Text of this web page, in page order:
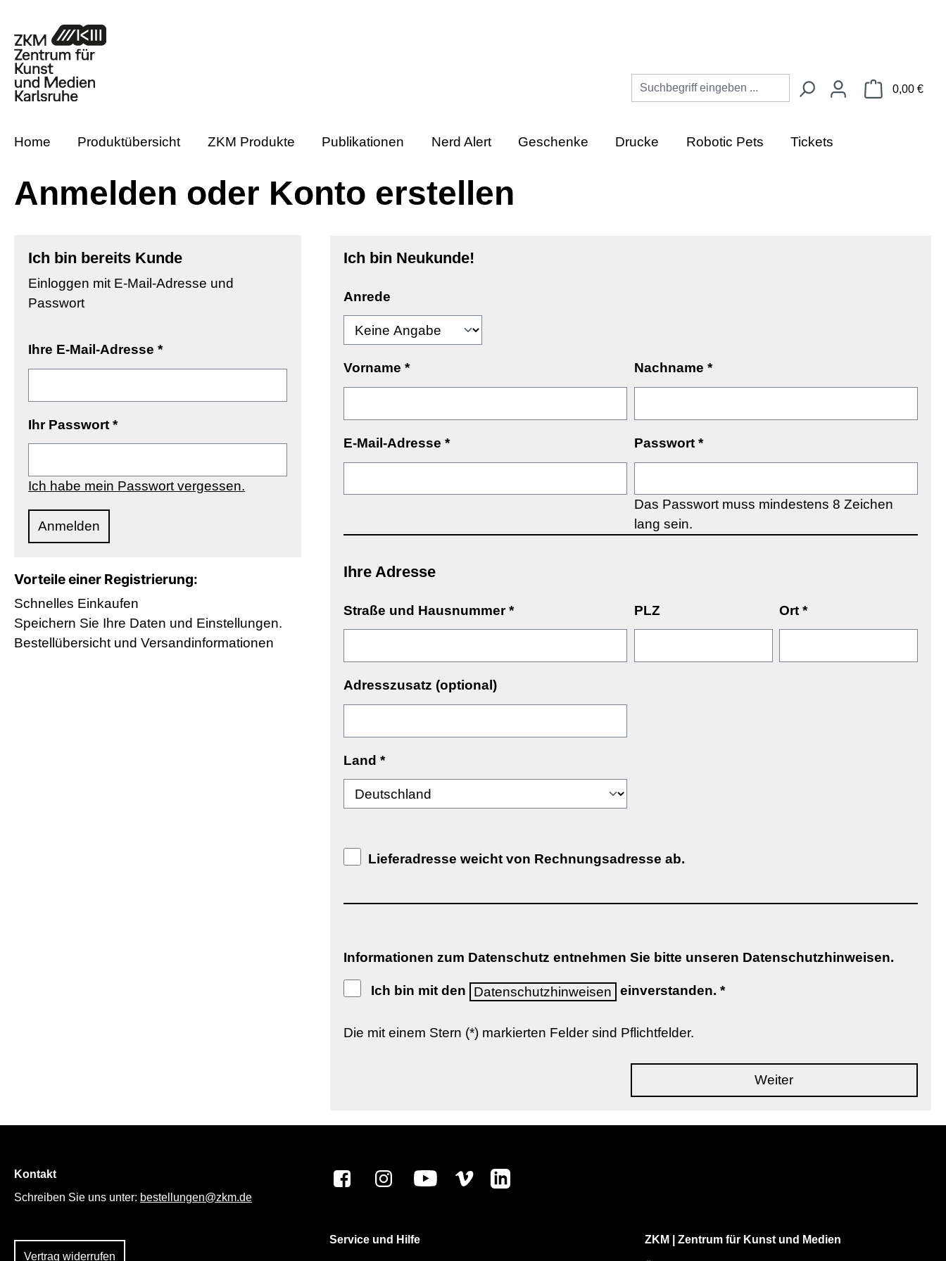
0,00 €
Home Produktübersicht ZKM Produkte Publikationen Nerd Alert Geschenke Drucke Robotic Pets Tickets
Anmelden oder Konto erstellen
Ich bin bereits Kunde
Einloggen mit E-Mail-Adresse und
Passwort
Ihre E-Mail-Adresse*
Ihr Passwort*
Ich habe mein Passwort vergessen.
Anmelden
Vorteile einer Registrierung:
Schnelles Einkaufen
Speichern Sie Ihre Daten und Einstellungen.
Bestellübersicht und Versandinformationen
Ich bin Neukunde!
Anrede
Vorname* Nachname *
E-Mail-Adresse* Passwort *
Das Passwort muss mindestens 8 Zeichen
lang sein.
Ihre Adresse
Straße und Hausnummer* PLZ Ort*
Adresszusatz (optional)
Land*
Lieferadresse weicht von Rechnungsadresse ab.
Informationen zum Datenschutz entnehmen Sie bitte unseren Datenschutzhinweisen.
Ich bin mit den Datenschutzhinweisen einverstanden.*
Die mit einem Stern (*) markierten Felder sind Pflichtfelder.
Weiter
Kontakt
Schreiben Sie uns unter: bestellungen@zkm.de
Vertrag widerrufen
Service und Hilfe ZKM | Zentrum für Kunst und Medien